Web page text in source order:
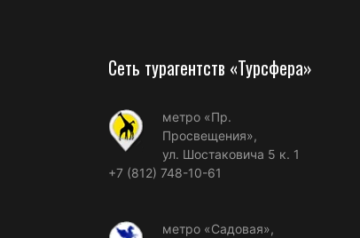
Сеть турагентств «Турсфера»
метро «Пр.
Просвещения»,
ул. Шостаковича 5 к. 1
+7 (812) 748-10-61
метро «Садовая»,